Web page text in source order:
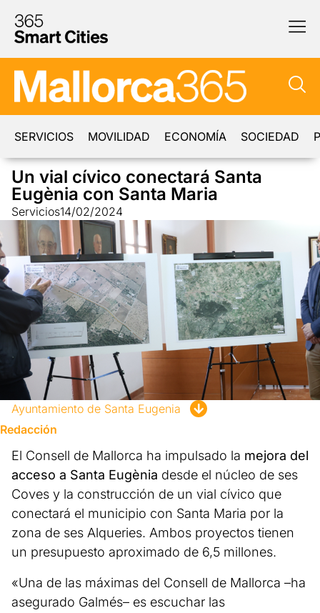
SERVICIOS MOVILIDAD ECONOMÍA SOCIEDAD
Un vial cívico conectará Santa
Eugènia con Santa Maria
Servicios14/02/2024
Ayuntamiento de Santa Eugenia
Redacción
El Consell de Mallorca ha impulsado la mejora del
acceso a Santa Eugènia desde el núcleo de ses
Coves y la construcción de un vial cívico que
conectará el municipio con Santa Maria por la
zona de ses Alqueries. Ambos proyectos tienen
un presupuesto aproximado de 6,5 millones.
«Una de las máximas del Consell de Mallorca –ha
asegurado Galmés– es escuchar las